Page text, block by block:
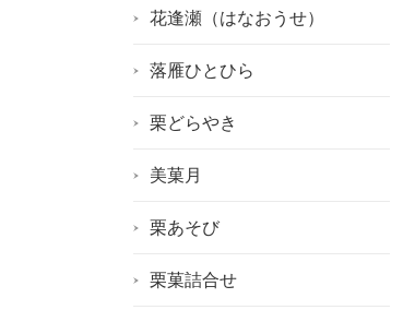
花逢瀬（はなおうせ）
落雁ひとひら
栗どらやき
美菓月
栗あそび
栗菓詰合せ